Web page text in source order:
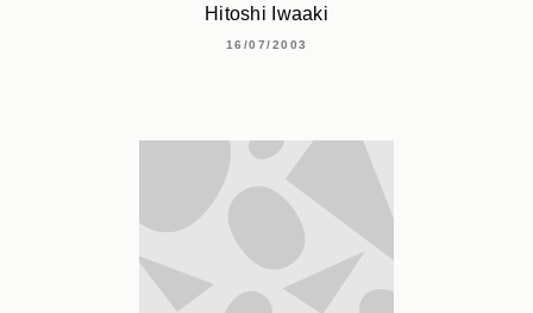
Hitoshi Iwaaki
16/07/2003